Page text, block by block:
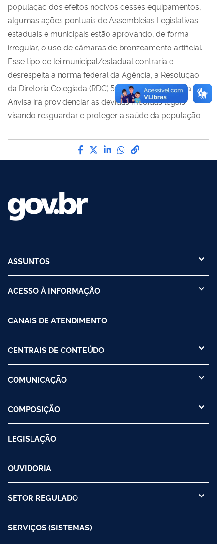
população dos efeitos nocivos desses equipamentos,
algumas ações pontuais de Assembleias Legislativas
estaduais e municipais estão aprovando, de forma
irregular, o uso de câmaras de bronzeamento artificial.
Esse tipo de lei municipal/estadual contraria e
desrespeita a norma federal da Agência, a Resolução
da Diretoria Colegiada (RDC) 56/2009 e, por isso, a
Anvisa irá providenciar as devidas medidas legais
visando resguardar e proteger a saúde da população.
Compartilhe por Facebook
Compartilhe por Twitter
Compartilhe por
Compartilhe por
link para Copiar
ASSUNTOS
ACESSO À INFORMAÇÃO
CANAIS DE ATENDIMENTO
CENTRAIS DE CONTEÚDO
COMUNICAÇÃO
COMPOSIÇÃO
LEGISLAÇÃO
OUVIDORIA
SETOR REGULADO
SERVIÇOS (SISTEMAS)